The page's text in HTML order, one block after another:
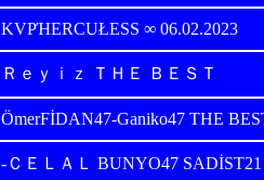
KVPΉERCUŁESS ∞ 06.02.2023
Ｒｅｙｉｚ ＴＨＥ ＢＥＳＴ
ÖmerFİDAN47-Ganiko47 THE
-ＣＥＬＡＬ BUNYO47 SADİST21